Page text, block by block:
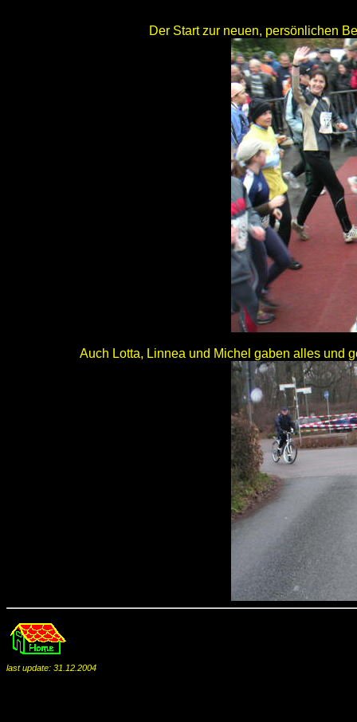
Der Start zur neuen, persönlichen
Auch Lotta, Linnea und Michel gaben alles und
last update: 31.12.2004